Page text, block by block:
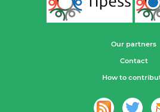
Our partners
Contact
How to